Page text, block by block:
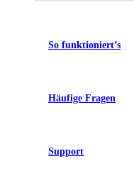
So funktioniert’s
Häufige Fragen
Support